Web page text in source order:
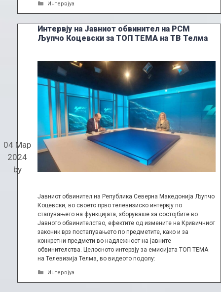
Categories
Интервјуа
Интервју на Јавниот обвинител на РСМ
Љупчо Коцевски за ТОП ТЕМА на ТВ Телма
04 Мар
2024
by
Јавниот обвинител на Република Северна Македонија Љупчо
Коцевски, во своето прво телевизиско интервју по
стапувањето на функцијата, зборуваше за состојбите во
Јавното обвинителство, ефектите од измените на Кривичниот
законик врз постапувањето по предметите, како и за
конкретни предмети во надлежност на јавните
обвинителства. Целосното интервју за емисијата ТОП ТЕМА
на Телевизија Телма, во видеото подолу:
Categories
Интервјуа